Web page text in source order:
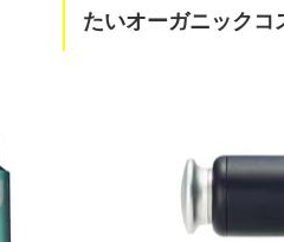
たいオーガニックコ